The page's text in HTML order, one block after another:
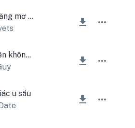
Ánh trăng mơ màng
Nổi trên không trung
u sầu